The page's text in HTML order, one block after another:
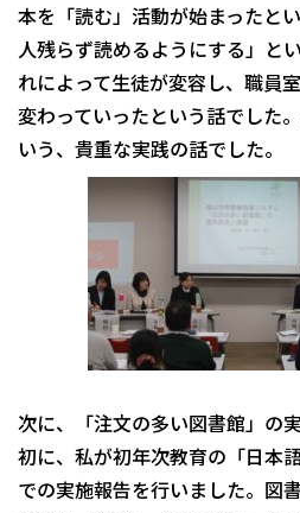
本を「読む」活動が始まったと
人残らず読めるようにする」と
れによって生徒が変容し、職員
変わっていったという話でした
いう、貴重な実践の話でした。
次に、「注文の多い図書館」の
初に、私が初年次教育の「日本
での実施報告を行いました。図